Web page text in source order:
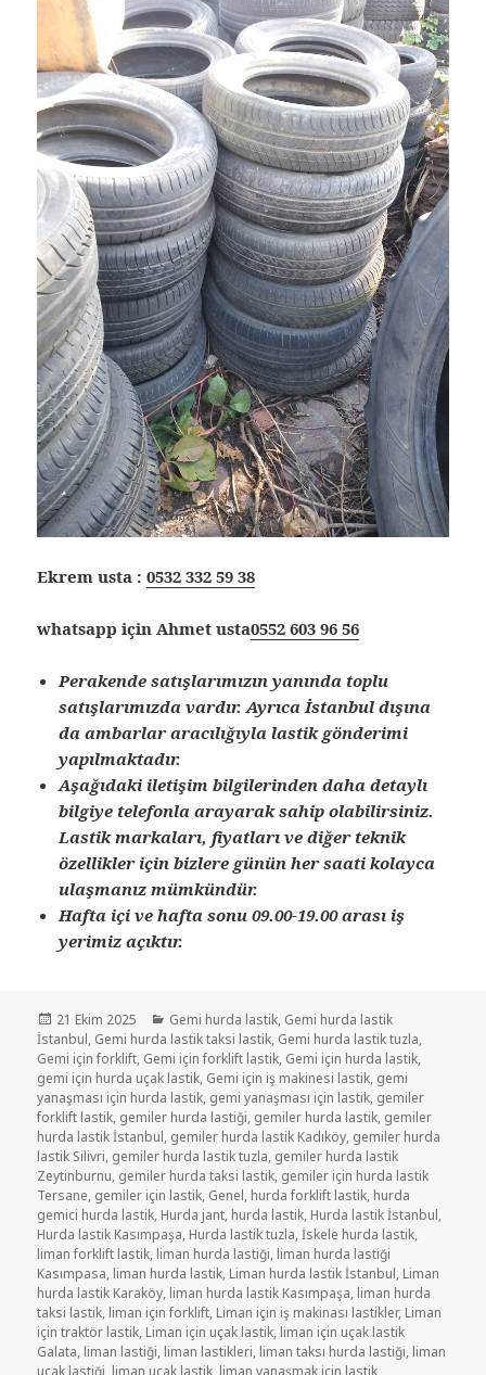
Ekrem usta :0532 332 59 38
whatsapp için Ahmet usta0552 603 96 56
Perakende satışlarımızın yanında toplu
satışlarımızda vardır. Ayrıca İstanbul dışına
da ambarlar aracılığıyla lastik gönderimi
yapılmaktadır.
Aşağıdaki iletişim bilgilerinden daha detaylı
bilgiye telefonla arayarak sahip olabilirsiniz.
Lastik markaları, fiyatları ve diğer teknik
özellikler için bizlere günün her saati kolayca
ulaşmanız mümkündür.
Hafta içi ve hafta sonu 09.00-19.00 arası iş
yerimiz açıktır.
Yayın
tarihi
21 Ekim 2025 Kategoriler
Gemi hurda lastik, Gemi hurda lastik
İstanbul, Gemi hurda lastik taksi lastik, Gemi hurda lastik tuzla,
Gemi için forklift, Gemi için forklift lastik, Gemi için hurda lastik,
gemi için hurda uçak lastik, Gemi için iş makinesi lastik, gemi
yanaşması için hurda lastik, gemi yanaşması için lastik, gemiler
forklift lastik, gemiler hurda lastiği, gemiler hurda lastik, gemiler
hurda lastik İstanbul, gemiler hurda lastik Kadıköy, gemiler hurda
lastik Silivri, gemiler hurda lastik tuzla, gemiler hurda lastik
Zeytinburnu, gemiler hurda taksi lastik, gemiler için hurda lastik
Tersane, gemiler için lastik, Genel, hurda forklift lastik, hurda
gemici hurda lastik, Hurda jant, hurda lastik, Hurda lastik İstanbul,
Hurda lastik Kasımpaşa, Hurda lastik tuzla,İskele hurda lastik,
liman forklift lastik, liman hurda lastiği, liman hurda lastiği
Kasımpasa, liman hurda lastik, Liman hurda lastik İstanbul, Liman
hurda lastik Karaköy, liman hurda lastik Kasımpaşa, liman hurda
taksi lastik, liman için forklift, Liman için iş makinası lastikler, Liman
için traktör lastik, Liman için uçak lastik, liman için uçak lastik
Galata, liman lastiği, liman lastikleri, liman taksı hurda lastiği, liman
uçak lastiği liman uçak lastik liman yanaşmak için lastik